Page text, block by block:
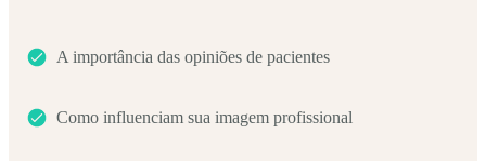
A importância das opiniões de pacientes
Como influenciam sua imagem profissional